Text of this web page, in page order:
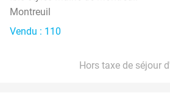
Montreuil
Vendu : 110
Hors taxe de séjour